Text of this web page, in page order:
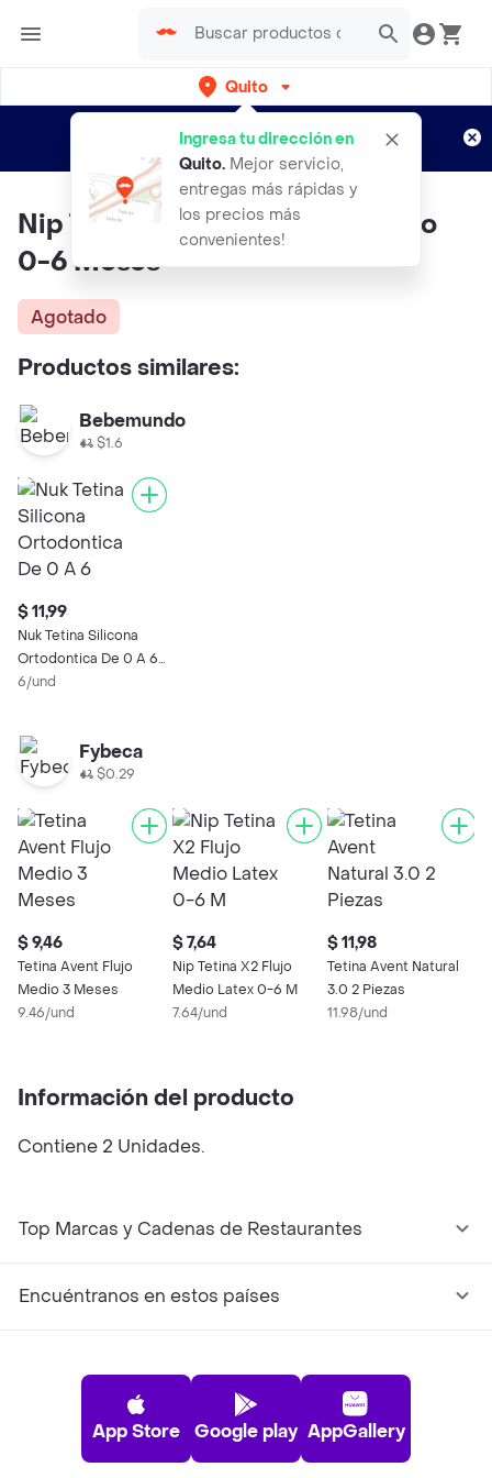
Quito
Ingresa tu dirección en
Quito. Mejor servicio,
entregas más rápidas y
los precios más
convenientes!
envíos gratis por semanas
Aplican TyC
Nip Tetina Anticólico Flujo Lento
0-6 Meses
Agotado
Productos similares:
Bebemundo
$1.6
$ 11,99
Nuk Tetina Silicona
Ortodontica De 0 A 6
Meses
6/und
Fybeca
$0.29
$ 9,46
Tetina Avent Flujo
Medio 3 Meses
9.46/und
$ 7,64
Nip Tetina X2 Flujo
Medio Latex 0-6 M
7.64/und
$ 11,98
Tetina Avent Natural
3.0 2 Piezas
11.98/und
Información del producto
Contiene 2 Unidades.
Top Marcas y Cadenas de Restaurantes
Encuéntranos en estos países
App Store Google play AppGallery